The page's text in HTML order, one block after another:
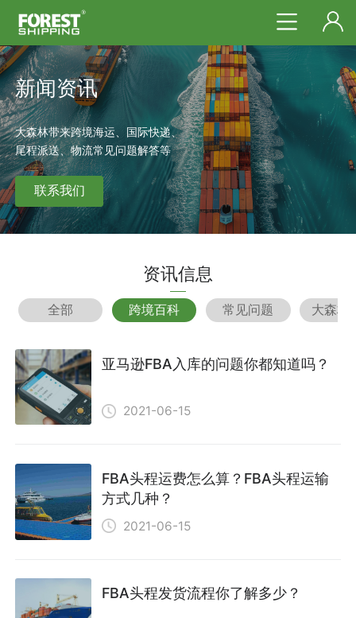
新闻资讯
大森林带来跨境海运、国际快递、
尾程派送、物流常见问题解答等
联系我们
资讯信息
全部 跨境百科 常见问题 大森林
亚马逊FBA入库的问题你都知道吗？
2021-06-15
FBA头程运费怎么算？FBA头程运输
方式几种？
2021-06-15
FBA头程发货流程你了解多少？